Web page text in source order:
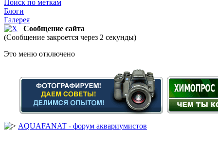
Поиск по меткам
Блоги
Галерея
Сообщение сайта
(Сообщение закроется через 2 секунды)
Это меню отключено
AQUAFANAT - форум аквариумистов